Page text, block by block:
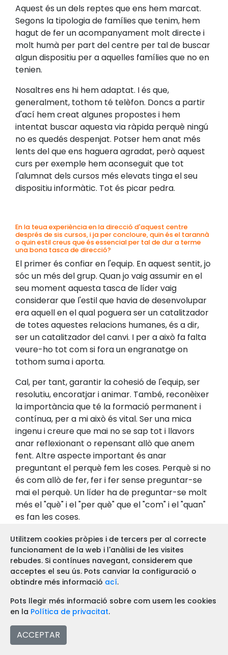
Aquest és un dels reptes que ens hem marcat.
Segons la tipologia de famílies que tenim, hem
hagut de fer un acompanyament molt directe i
molt humà per part del centre per tal de buscar
algun dispositiu per a aquelles famílies que no en
tenien.
Nosaltres ens hi hem adaptat. I és que,
generalment, tothom té telèfon. Doncs a partir
d'ací hem creat algunes propostes i hem
intentat buscar aquesta via ràpida perquè ningú
no es quedés despenjat. Potser hem anat més
lents del que ens haguera agradat, però aquest
curs per exemple hem aconseguit que tot
l'alumnat dels cursos més elevats tinga el seu
dispositiu informàtic. Tot és picar pedra.
En la teua experiència en la direcció d'aquest centre
després de sis cursos, i ja per concloure, quin és el tarannà
o quin estil creus que és essencial per tal de dur a terme
una bona tasca de direcció?
El primer és confiar en l'equip. En aquest sentit, jo
sóc un més del grup. Quan jo vaig assumir en el
seu moment aquesta tasca de líder vaig
considerar que l'estil que havia de desenvolupar
era aquell en el qual poguera ser un catalitzador
de totes aquestes relacions humanes, és a dir,
ser un catalitzador del canvi. I per a això fa falta
veure-ho tot com si fora un engranatge on
tothom suma i aporta.
Cal, per tant, garantir la cohesió de l'equip, ser
resolutiu, encoratjar i animar. També, reconèixer
la importància que té la formació permanent i
contínua, per a mi això és vital. Ser una mica
ingenu i creure que mai no se sap tot i llavors
anar reflexionant o repensant allò que anem
fent. Altre aspecte important és anar
preguntant el perquè fem les coses. Perquè si no
és com allò de fer, fer i fer sense preguntar-se
mai el perquè. Un líder ha de preguntar-se molt
més el "què" i el "per què" que el "com" i el "quan"
es fan les coses.
Comparteix aquest article
Facebook
Twitter
Utilitzem cookies pròpies i de tercers per al correcte
funcionament de la web i l'anàlisi de les visites
rebudes. Si contínues navegant, considerem que
acceptes el seu ús. Pots canviar la configuració o
obtindre més informació ací.
Pots llegir més informació sobre com usem les cookies
en la Política de privacitat.
ACCEPTAR